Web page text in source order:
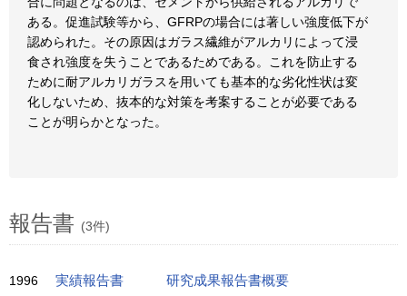
ある。促進試験等から、GFRPの場合には著しい強度低下が
認められた。その原因はガラス繊維がアルカリによって浸
食され強度を失うことであるためである。これを防止する
ために耐アルカリガラスを用いても基本的な劣化性状は変
化しないため、抜本的な対策を考案することが必要である
ことが明らかとなった。
報告書 (3件)
1996 実績報告書 研究成果報告書概要